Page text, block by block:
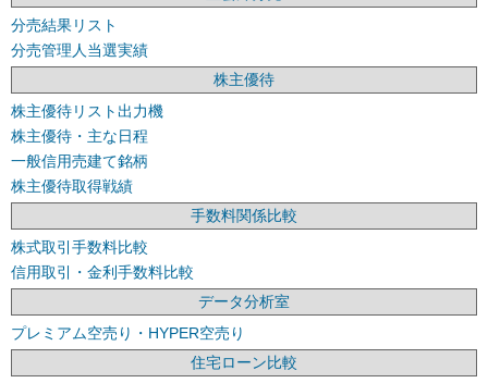
分売結果リスト
分売管理人当選実績
株主優待
株主優待リスト出力機
株主優待・主な日程
一般信用売建て銘柄
株主優待取得戦績
手数料関係比較
株式取引手数料比較
信用取引・金利手数料比較
データ分析室
プレミアム空売り・HYPER空売り
住宅ローン比較